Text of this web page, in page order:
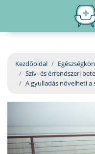
EGÉSZSÉGKÖNYVTÁR
BETEGSÉGKALAUZ
ÜGYELETKERESŐ
ORVOSKERESŐ
Kezdőoldal
Szív- és érrendszeri
A gyulladás növelheti a